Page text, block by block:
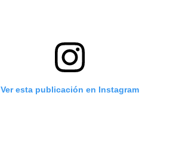
Ver esta publicación en Instagram